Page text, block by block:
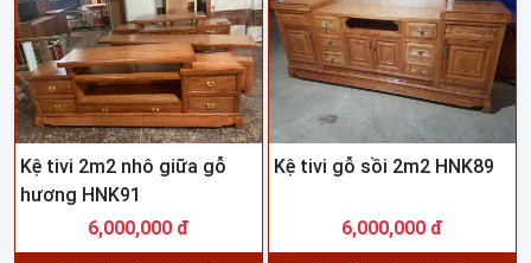
Kệ tivi 2m2 nhô giữa gỗ
hương HNK91
6,000,000 đ
Kệ tivi gỗ sồi 2m2 HNK89
6,000,000 đ